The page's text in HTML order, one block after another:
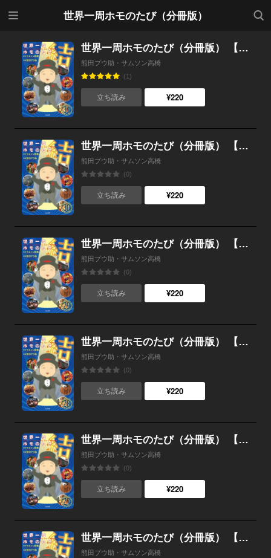
世界一周ホモのたび（分冊版）
検索
世界一周ホモのたび（分冊版） 【第31話】
熊田プウ助・サムソン高橋
(1)
立ち読み ¥220
世界一周ホモのたび（分冊版） 【第30話】
熊田プウ助・サムソン高橋
(0)
立ち読み ¥220
世界一周ホモのたび（分冊版） 【第29話】
熊田プウ助・サムソン高橋
(0)
立ち読み ¥220
世界一周ホモのたび（分冊版） 【第28話】
熊田プウ助・サムソン高橋
(0)
立ち読み ¥220
世界一周ホモのたび（分冊版） 【第27話】
熊田プウ助・サムソン高橋
(0)
立ち読み ¥220
世界一周ホモのたび（分冊版） 【第26話】
熊田プウ助・サムソン高橋